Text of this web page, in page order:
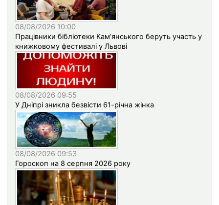
08/08/2026 10:00
Працівники бібліотеки Кам’янського беруть участь у
книжковому фестивалі у Львові
08/08/2026 09:55
У Дніпрі зникла безвісти 61-річна жінка
08/08/2026 09:53
Гороскоп на 8 серпня 2026 року